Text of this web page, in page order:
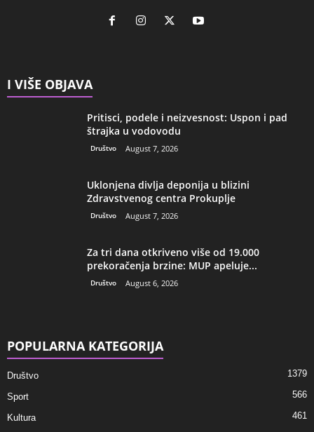
I VIŠE OBJAVA
Pritisci, podele i neizvesnost: Uspon i pad
štrajka u vodovodu
Društvo August 7, 2026
Uklonjena divlja deponija u blizini
Zdravstvenog centra Prokuplje
Društvo August 7, 2026
Za tri dana otkriveno više od 19.000
prekoračenja brzine: MUP apeluje...
Društvo August 6, 2026
POPULARNA KATEGORIJA
Društvo 1379
Sport 566
Kultura
461